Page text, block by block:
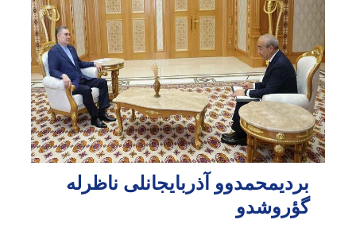
بردیمحمدوو آذربایجانلی ناظرله
گؤروشدو